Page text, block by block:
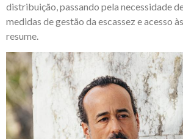
distribuição, passando pela necessidade
medidas de gestão da escassez e acesso
resume.